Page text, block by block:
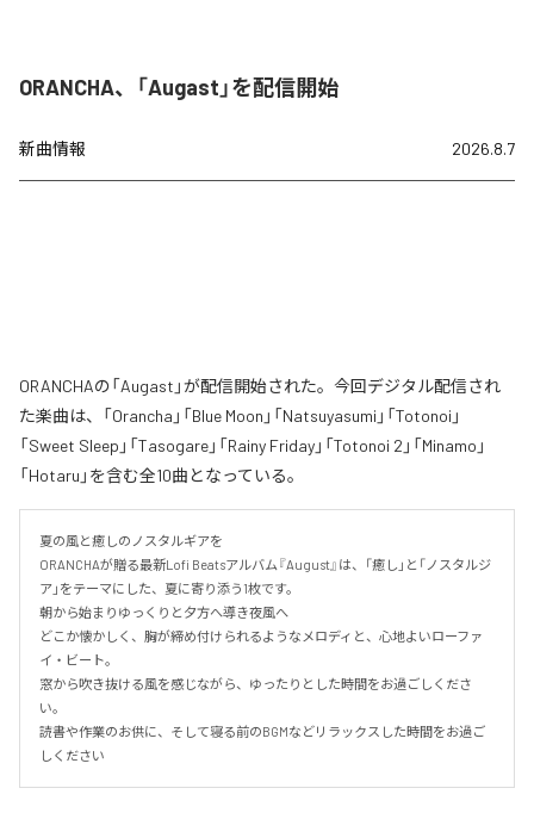
ORANCHA、「Augast」を配信開始
新曲情報 2026.8.7
ORANCHAの「Augast」が配信開始された。今回デジタル配信され
た楽曲は、「Orancha」「Blue Moon」「Natsuyasumi」「Totonoi」
「Sweet Sleep」「Tasogare」「Rainy Friday」「Totonoi 2」「Minamo」
「Hotaru」を含む全10曲となっている。
夏の風と癒しのノスタルギアを
ORANCHAが贈る最新Lofi Beatsアルバム『August』は、「癒し」と「ノスタルジ
ア」をテーマにした、夏に寄り添う1枚です。
朝から始まりゆっくりと夕方へ導き夜風へ
どこか懐かしく、胸が締め付けられるようなメロディと、心地よいローファ
イ・ビート。
窓から吹き抜ける風を感じながら、ゆったりとした時間をお過ごしくださ
い。
読書や作業のお供に、そして寝る前のBGMなどリラックスした時間をお過ご
しください